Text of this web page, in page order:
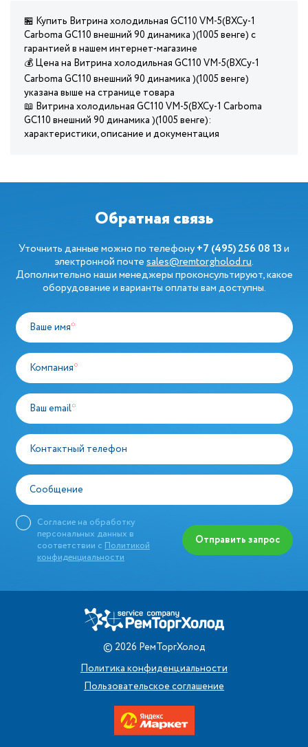
🏪 Купить Витрина холодильная GC110 VM-5(ВХСу-1
Carboma GC110 внешний 90 динамика )(1005 венге) с
гарантией в нашем интернет-магазине
💰 Цена на Витрина холодильная GC110 VM-5(ВХСу-1
Carboma GC110 внешний 90 динамика )(1005 венге)
указана выше на странице товара
📖 Витрина холодильная GC110 VM-5(ВХСу-1 Carboma
GC110 внешний 90 динамика )(1005 венге):
характеристики, описание и документация
Обратная связь
Уточнить данные можно по телефону+7 (495) 256 08 13и
электронной почтеsales@remtorgholod.ru.
Дополнительно наши менеджеры проконсультируют, какое
оборудование и варианты оплаты вам доступны.
Ваше имя*
Компания*
Ваш email*
Контактный телефон
Сообщение
Согласие на обработку
персональных данных в
соответствии с Политикой
конфиденциальности
Отправить запрос
© 2026 РемТоргХолод
Политика конфиденциальности
Пользовательское соглашение